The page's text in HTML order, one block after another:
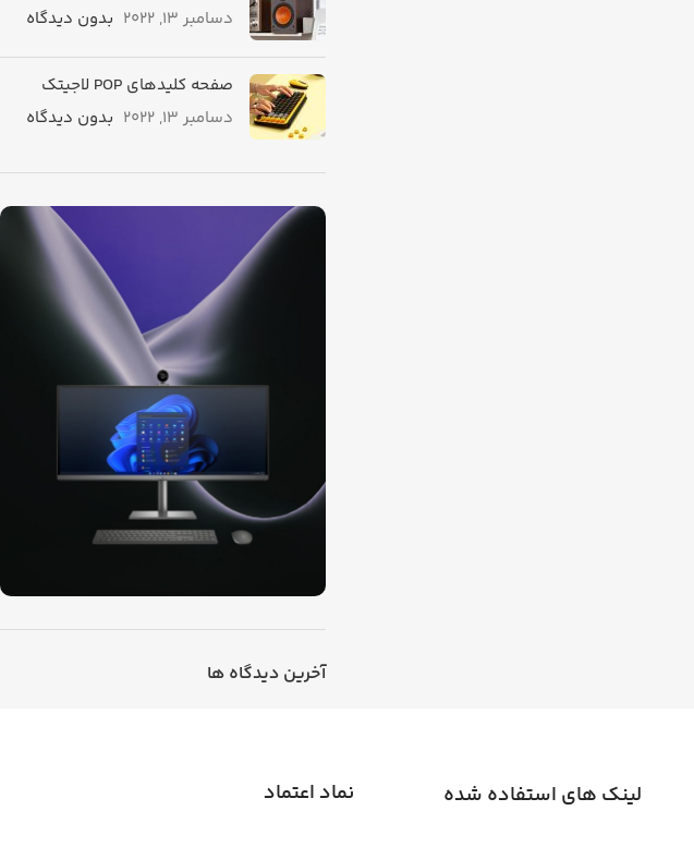
دسامبر 13, 2022
بدون دیدگاه
صفحه کلیدهای POP لاجیتک
دسامبر 13, 2022
بدون دیدگاه
HP Envy 34
آخرین دیدگاه ها
لینک های استفاده شده نماد اعتماد